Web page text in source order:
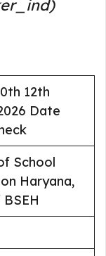
12th
Date
School
Haryana,